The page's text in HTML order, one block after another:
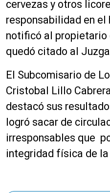
cervezas y otros
responsabilidad en el
notificó al
quedó citado al
El Subcomisario de
Cristobal Lillo
destacó sus
logró sacar de
irresponsables que
integridad física de